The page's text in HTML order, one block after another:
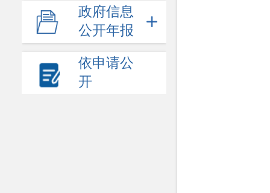
政府信息
公开年报
依申请公
开